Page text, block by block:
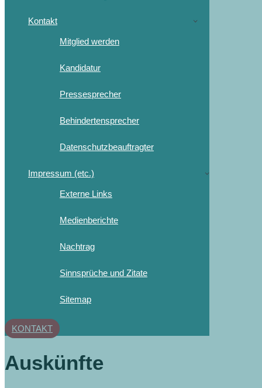
Kontakt
Mitglied werden
Kandidatur
Pressesprecher
Behindertensprecher
Datenschutzbeauftragter
Impressum (etc.)
Externe Links
Medienberichte
Nachtrag
Sinnsprüche und Zitate
Sitemap
KONTAKT
Auskünfte